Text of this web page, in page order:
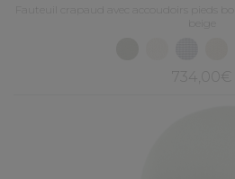
Fauteuil crapaud avec accoudoirs pieds
734,00€